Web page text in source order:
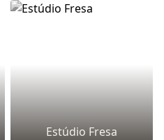
Estúdio Fresa